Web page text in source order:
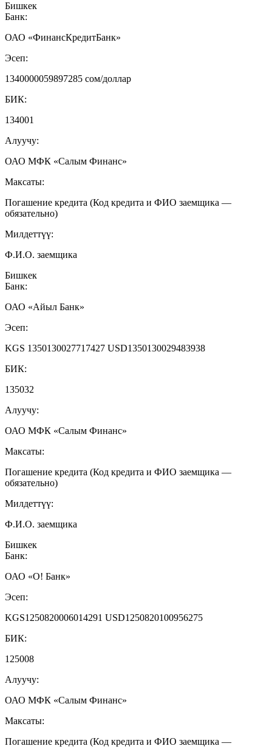
Бишкек
Банк:
ОАО «ФинансКредитБанк»
Эсеп:
1340000059897285 сом/доллар
БИК:
134001
Алуучу:
ОАО МФК «Салым Финанс»
Максаты:
Погашение кредита (Код кредита и ФИО заемщика —
обязательно)
Милдеттүү:
Ф.И.О. заемщика
Бишкек
Банк:
ОАО «Айыл Банк»
Эсеп:
KGS 1350130027717427 USD1350130029483938
БИК:
135032
Алуучу:
ОАО МФК «Салым Финанс»
Максаты:
Погашение кредита (Код кредита и ФИО заемщика —
обязательно)
Милдеттүү:
Ф.И.О. заемщика
Бишкек
Банк:
ОАО «О! Банк»
Эсеп:
KGS1250820006014291 USD1250820100956275
БИК:
125008
Алуучу:
ОАО МФК «Салым Финанс»
Максаты:
Погашение кредита (Код кредита и ФИО заемщика —